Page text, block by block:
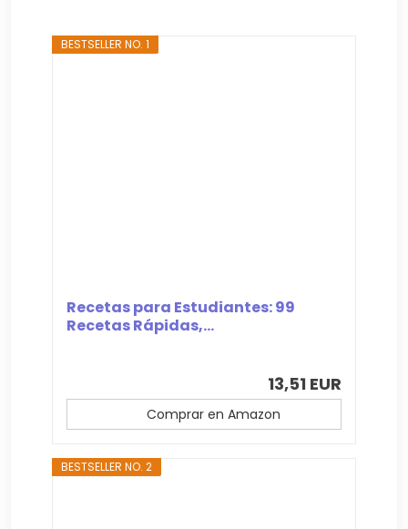
BESTSELLER NO. 1
Recetas para Estudiantes: 99
Recetas Rápidas,...
13,51 EUR
Comprar en Amazon
BESTSELLER NO. 2